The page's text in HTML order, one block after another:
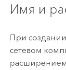
Имя и
При
сетевом
расширением